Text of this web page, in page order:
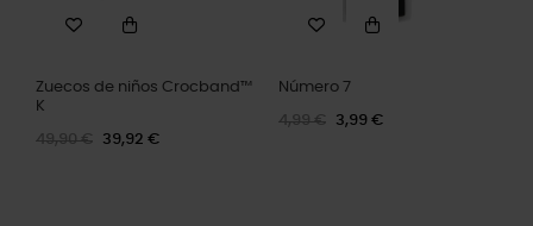
Zuecos de niños Crocband™
K
49,90 € 39,92 €
Número 7
4,99 € 3,99 €